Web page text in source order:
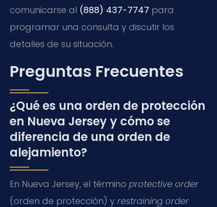
comunicarse al (888) 437-7747 para
programar una consulta y discutir los
detalles de su situación.
Preguntas Frecuentes
¿Qué es una orden de protección
en Nueva Jersey y cómo se
diferencia de una orden de
alejamiento?
En Nueva Jersey, el término protective order
(orden de protección) y restraining order